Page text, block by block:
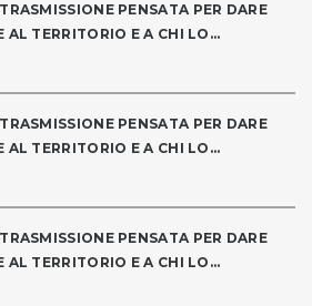
PENSATA PER DARE
AL TERRITORIO E A CHI LO...
PENSATA PER DARE
AL TERRITORIO E A CHI LO...
PENSATA PER DARE
AL TERRITORIO E A CHI LO...